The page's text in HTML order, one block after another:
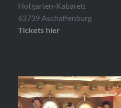
Hofgarten-Kabarett
63739 Aschaffenburg
Tickets hier